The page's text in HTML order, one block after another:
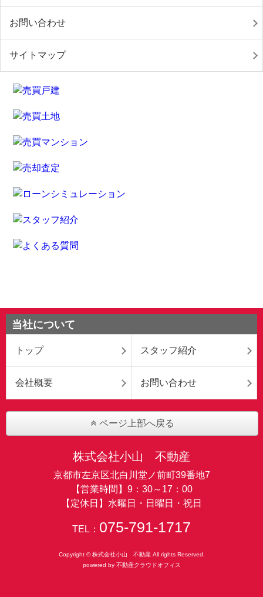
お問い合わせ
サイトマップ
当社について
トップ スタッフ紹介
会社概要 お問い合わせ
ページ上部へ戻る
株式会社小山 不動産
京都市左京区北白川堂ノ前町39番地7
【営業時間】9：30～17：00
【定休日】水曜日・日曜日・祝日
TEL： 075-791-1717
Copyright © 株式会社小山 不動産 All rights Reserved.
powered by 不動産クラウドオフィス